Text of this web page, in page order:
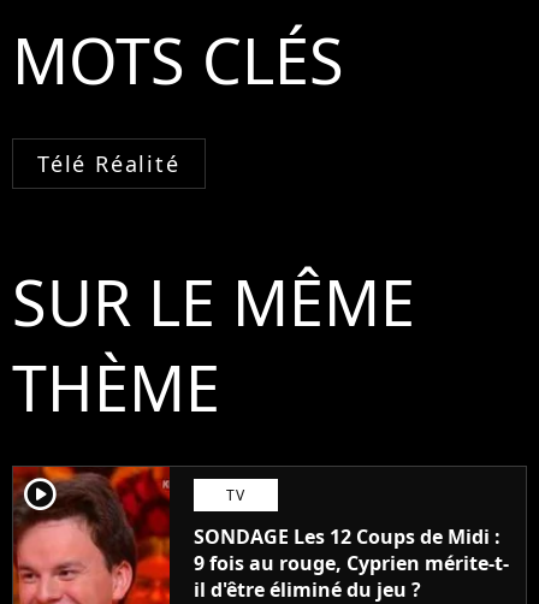
MOTS CLÉS
Télé Réalité
SUR LE MÊME
THÈME
player2 TV
SONDAGE Les 12 Coups de Midi :
9 fois au rouge, Cyprien mérite-t-
il d'être éliminé du jeu ?